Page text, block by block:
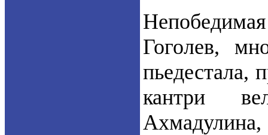
Гоголев,
пьедестала,
кантри